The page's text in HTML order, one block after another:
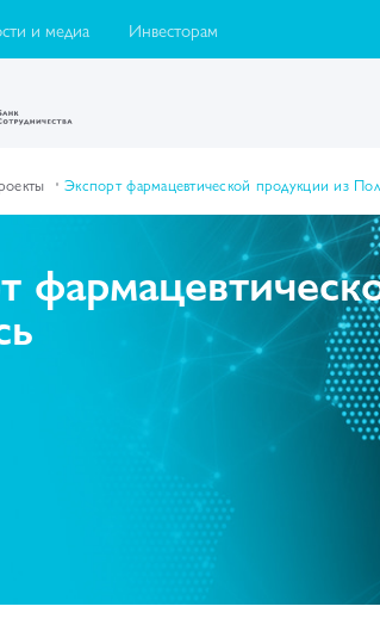
и медиа Инвесторам
Экспорт фармацевтической продукции из